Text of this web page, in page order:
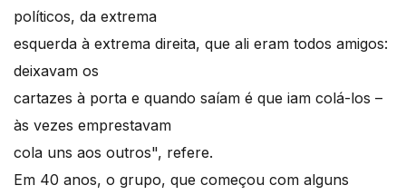
políticos, da extrema
esquerda à extrema direita, que ali eram todos amigos:
deixavam os
cartazes à porta e quando saíam é que iam colá-los –
às vezes emprestavam
cola uns aos outros", refere.
Em 40 anos, o grupo, que começou com alguns